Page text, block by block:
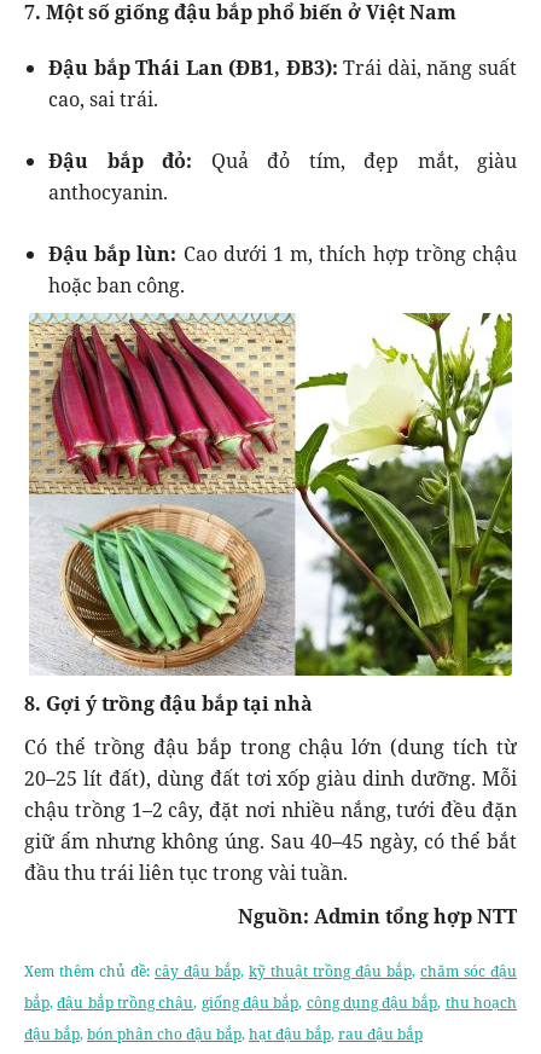
7. Một số giống đậu bắp phổ biến ở Việt Nam
Đậu bắp Thái Lan (ĐB1, ĐB3): Trái dài, năng suất
cao, sai trái.
Đậu bắp đỏ: Quả đỏ tím, đẹp mắt, giàu
anthocyanin.
Đậu bắp lùn: Cao dưới 1 m, thích hợp trồng chậu
hoặc ban công.
8. Gợi ý trồng đậu bắp tại nhà
Có thể trồng đậu bắp trong chậu lớn (dung tích từ
20–25 lít đất), dùng đất tơi xốp giàu dinh dưỡng. Mỗi
chậu trồng 1–2 cây, đặt nơi nhiều nắng, tưới đều đặn
giữ ẩm nhưng không úng. Sau 40–45 ngày, có thể bắt
đầu thu trái liên tục trong vài tuần.
Nguồn: Admin tổng hợp NTT
Xem thêm chủ đề: cây đậu bắp, kỹ thuật trồng đậu bắp, chăm sóc đậu
bắp,đậu bắp trồng chậu, giống đậu bắp, công dụng đậu bắp, thu hoạch
đậu bắp,bón phân cho đậu bắp,hạt đậu bắp,rau đậu bắp